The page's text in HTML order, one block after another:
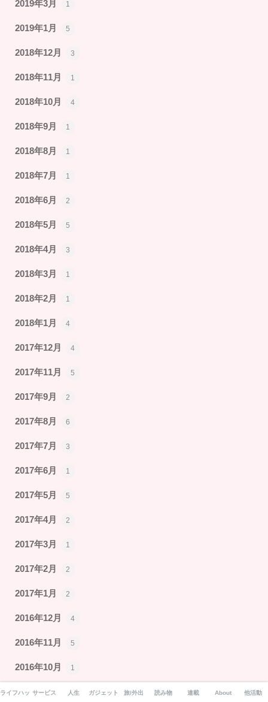
2019年3月 1
2019年1月 5
2018年12月 3
2018年11月 1
2018年10月 4
2018年9月 1
2018年8月 1
2018年7月 1
2018年6月 2
2018年5月 5
2018年4月 3
2018年3月 1
2018年2月 1
2018年1月 4
2017年12月 4
2017年11月 5
2017年9月 2
2017年8月 6
2017年7月 3
2017年6月 1
2017年5月 5
2017年4月 2
2017年3月 1
2017年2月 2
2017年1月 2
2016年12月 4
2016年11月 5
2016年10月 1
2016年9月 4
ライフハックサービス 人生 ガジェット 旅/外出 読み物 連載 About 他活動